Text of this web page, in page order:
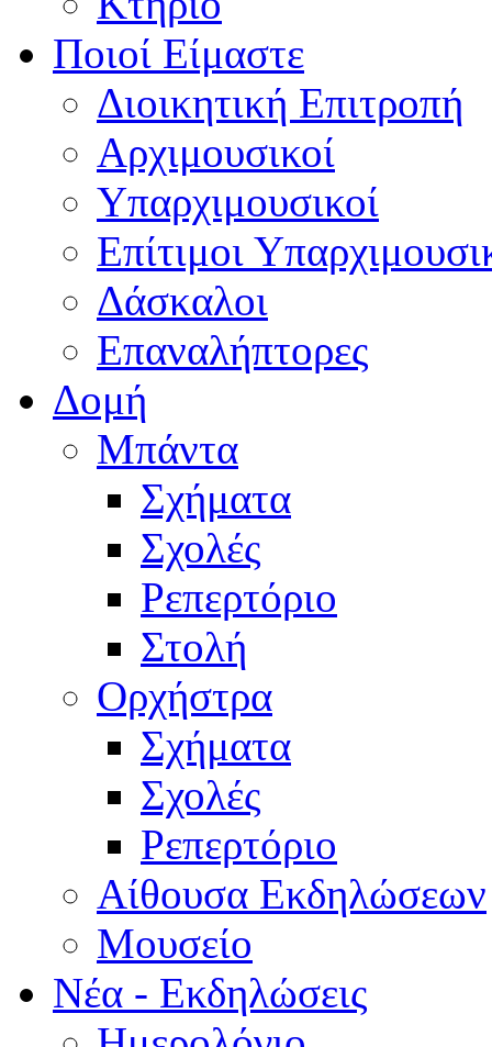
Ποιοί Είμαστε
Διοικητική Επιτροπή
Aρχιμουσικοί
Υπαρχιμουσικοί
Επίτιμοι
Δάσκαλοι
Επαναλήπτορες
Δομή
Μπάντα
Σχήματα
Σχολές
Ρεπερτόριο
Στολή
Ορχήστρα
Σχήματα
Σχολές
Ρεπερτόριο
Aίθουσα Εκδηλώσεων
Μουσείο
Νέα - Εκδηλώσεις